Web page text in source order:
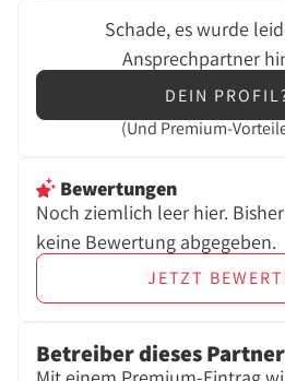
Schade, es wurde
Ansprechpartner
DEIN
(Und Premium-
Bewertungen
Noch ziemlich leer hier.
keine Bewertung abgegeben.
JETZT
Betreiber dieses